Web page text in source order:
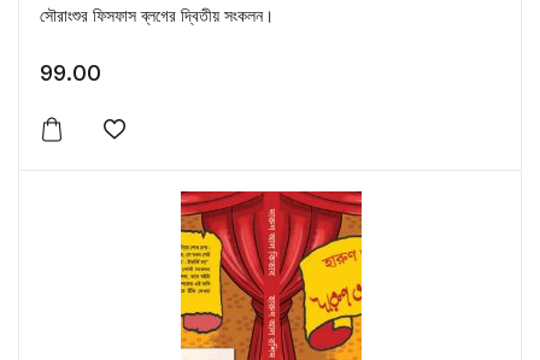
সৌরাংশুর ফিসফাস ব্লগের দ্বিতীয় সংকলন।
99.00
Add to wishlist